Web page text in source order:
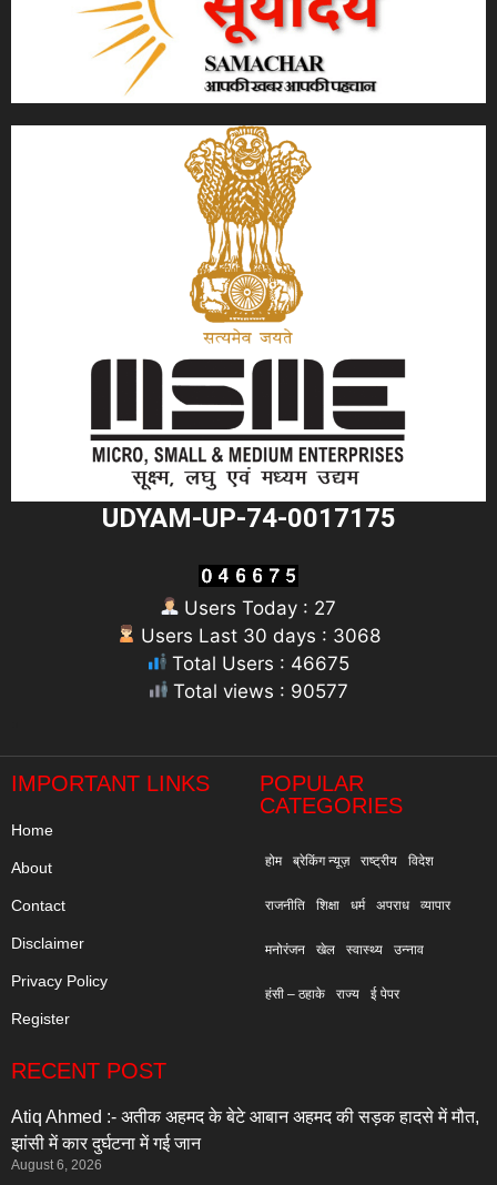
UDYAM-UP-74-0017175
Users Today : 27
Users Last 30 days : 3068
Total Users : 46675
Total views : 90577
IMPORTANT LINKS
Home
About
Contact
Disclaimer
Privacy Policy
Register
POPULAR
CATEGORIES
होम ब्रेकिंग न्यूज़ राष्ट्रीय विदेश
राजनीति शिक्षा धर्म अपराध व्यापार
मनोरंजन खेल स्वास्थ्य उन्नाव
हंसी – ठहाके राज्य ई पेपर
RECENT POST
Atiq Ahmed :- अतीक अहमद के बेटे आबान अहमद की सड़क हादसे में मौत,
झांसी में कार दुर्घटना में गई जान
August 6, 2026